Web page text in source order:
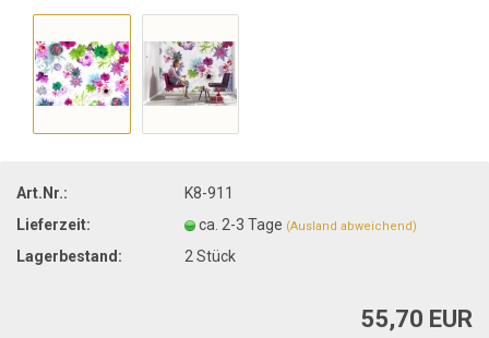
Art.Nr.:
K8-911
Lieferzeit:
ca. 2-3 Tage (Ausland abweichend)
Lagerbestand: 2Stück
55,70 EUR